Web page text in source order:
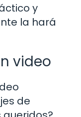
y
la hará
video
de